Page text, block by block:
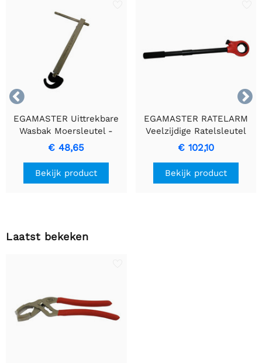


EGAMASTER Uittrekbare
Wasbak Moersleutel -
Duurzaam & Uitschuifbaar
Bereik
€ 48,65
Bekijk product
EGAMASTER RATELARM
Veelzijdige Ratelsleutel
voor Snijplaten
€ 102,10
Bekijk product
Laatst bekeken